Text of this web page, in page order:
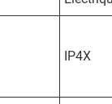
IP4X